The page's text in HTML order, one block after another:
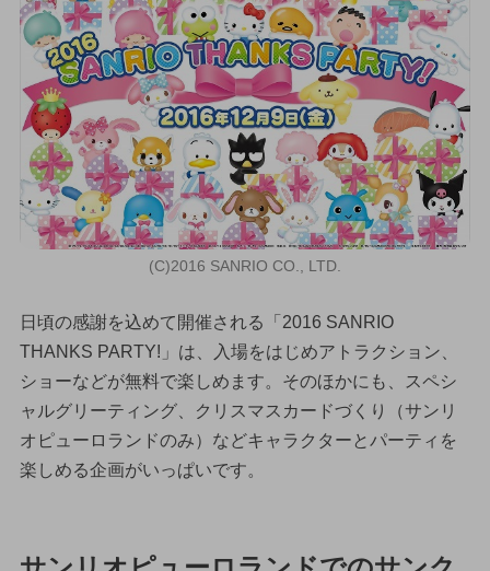
(C)2016 SANRIO CO., LTD.
日頃の感謝を込めて開催される「2016 SANRIO
THANKS PARTY!」は、入場をはじめアトラクション、
ショーなどが無料で楽しめます。そのほかにも、スペシ
ャルグリーティング、クリスマスカードづくり（サンリ
オピューロランドのみ）などキャラクターとパーティを
楽しめる企画がいっぱいです。